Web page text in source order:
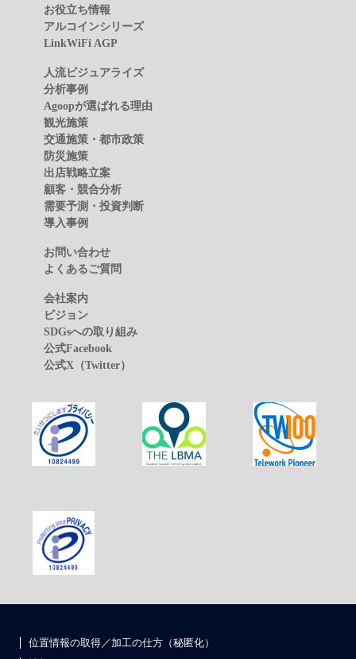
お役立ち情報
アルコインシリーズ
LinkWiFi AGP
人流ビジュアライズ
分析事例
Agoopが選ばれる理由
観光施策
交通施策・都市政策
防災施策
出店戦略立案
顧客・競合分析
需要予測・投資判断
導入事例
お問い合わせ
よくあるご質問
会社案内
ビジョン
SDGsへの取り組み
公式Facebook
公式X（Twitter）
位置情報の取得／加工の仕方（秘匿化）